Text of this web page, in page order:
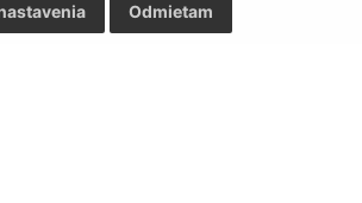
Odmietam